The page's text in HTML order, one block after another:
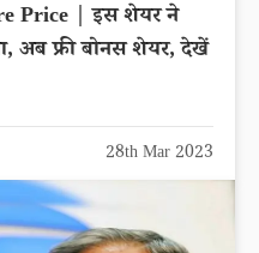
Price | इस शेयर ने
अब फ्री बोनस शेयर, देखें
28th Mar 2023